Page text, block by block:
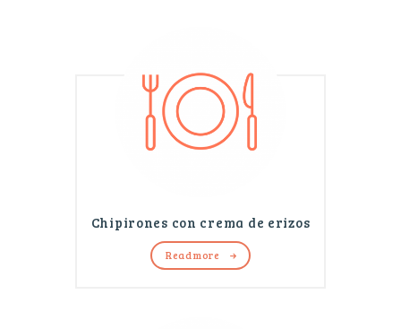
Chipirones con crema de erizos
Read more